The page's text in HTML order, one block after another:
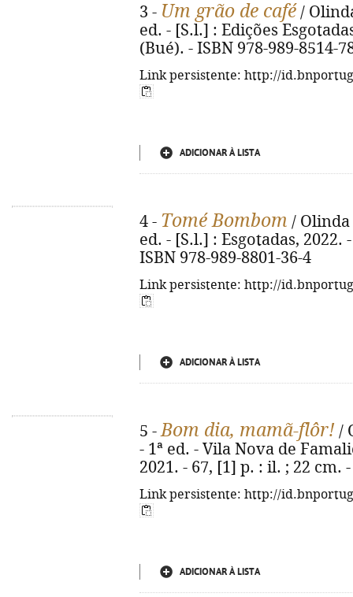
3 - Um grão de café /
ed. - [S.l.] : Edições
(Bué). - ISBN 978-989-8514-
Link persistente: http://
ADICIONAR À LISTA
4 - Tomé Bombom / Olinda
ed. - [S.l.] : Esgotadas, 2022.
ISBN 978-989-8801-36-4
Link persistente: http://
ADICIONAR À LISTA
5 -Bom dia, mamã-flôr! /
- 1ª ed. - Vila Nova de
2021. - 67, [1] p. : il. ; 22 cm.
Link persistente: http://
ADICIONAR À LISTA